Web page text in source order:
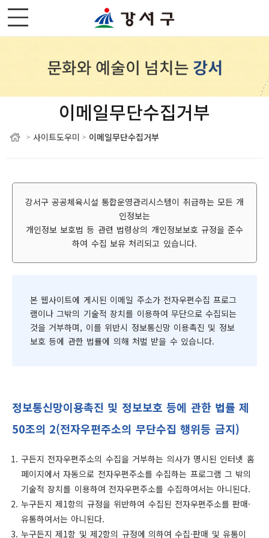
이메일무단수집거부
> 사이트도우미 > 이메일무단수집거부
강서구 공공체육시설 통합운영관리시스템이 취급하는 모든 개
인정보는
개인정보 보호법 등 관련 법령상의 개인정보보호 규정을 준수
하여 수집 보유 처리되고 있습니다.
본 웹사이트에 게시된 이메일 주소가 전자우편수집 프로그
램이나 그밖의 기술적 장치를 이용하여 무단으로 수집되는
것을 거부하며, 이를 위반시 정보통신망 이용촉진 및 정보
보호 등에 관한 법률에 의해 처벌 받을 수 있습니다.
정보통신망이용촉진 및 정보보호 등에 관한 법률 제
50조의 2(전자우편주소의 무단수집 행위등 금지)
구든지 전자우편주소의 수집을 거부하는 의사가 명시된 인터넷 홈
페이지에서 자동으로 전자우편주소를 수집하는 프로그램 그 밖의
기술적 장치를 이용하여 전자우편주소를 수집하여서는 아니된다.
누구든지 제1항의 규정을 위반하여 수집된 전자우편주소를 판매·
유통하여서는 아니된다.
누구든지 제1항 및 제2항의 규정에 의하여 수집·판매 및 유통이